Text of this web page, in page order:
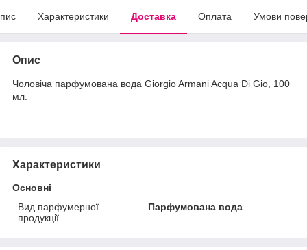
Характеристики Доставка Оплата Умови
Опис
Чоловіча парфумована вода Giorgio Armani Acqua Di Gio, 100
мл.
Характеристики
Основні
Вид парфумерної
продукції
Парфумована вода